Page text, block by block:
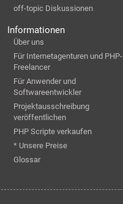
off-topic Diskussionen
Informationen
Über uns
Für Internetagenturen und PHP-
Freelancer
Für Anwender und
Softwareentwickler
Projektausschreibung
veröffentlichen
PHP Scripte verkaufen
* Unsere Preise
Glossar